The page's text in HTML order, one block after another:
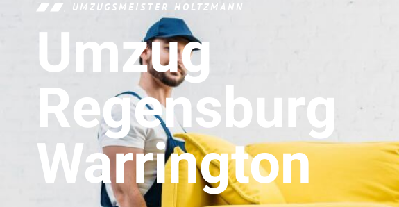
UMZUGSMEISTER HOLTZMANN
Umzug
Regensburg
Warrington